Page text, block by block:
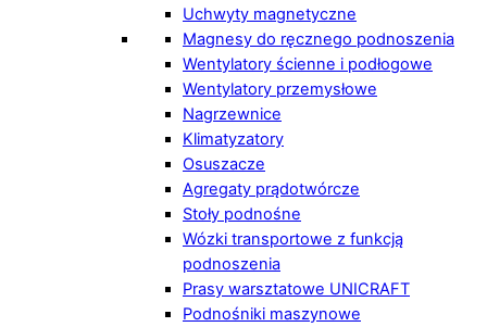
Uchwyty magnetyczne
Magnesy do ręcznego podnoszenia
Wentylatory ścienne i podłogowe
Wentylatory przemysłowe
Nagrzewnice
Klimatyzatory
Osuszacze
Agregaty prądotwórcze
Stoły podnośne
Wózki transportowe z funkcją
podnoszenia
Prasy warsztatowe UNICRAFT
Podnośniki maszynowe